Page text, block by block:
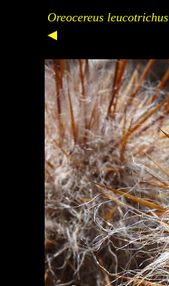
Oreocereus leucotrichus